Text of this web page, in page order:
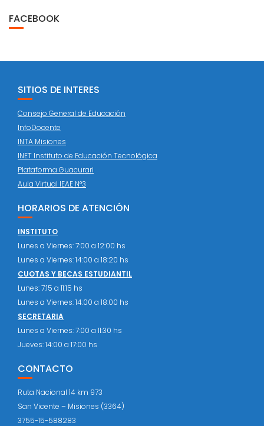
FACEBOOK
SITIOS DE INTERES
Consejo General de Educación
InfoDocente
INTA Misiones
INET Instituto de Educación Tecnológica
Plataforma Guacurari
Aula Virtual IEAE N°3
HORARIOS DE ATENCIÓN
INSTITUTO
Lunes a Viernes: 7:00 a 12:00 hs
Lunes a Viernes: 14:00 a 18:20 hs
CUOTAS Y BECAS ESTUDIANTIL
Lunes: 7:15 a 11:15 hs
Lunes a Viernes: 14:00 a 18:00 hs
SECRETARIA
Lunes a Viernes: 7:00 a 11:30 hs
Jueves: 14:00 a 17:00 hs
CONTACTO
Ruta Nacional 14 km 973
San Vicente – Misiones (3364)
3755-15-588283